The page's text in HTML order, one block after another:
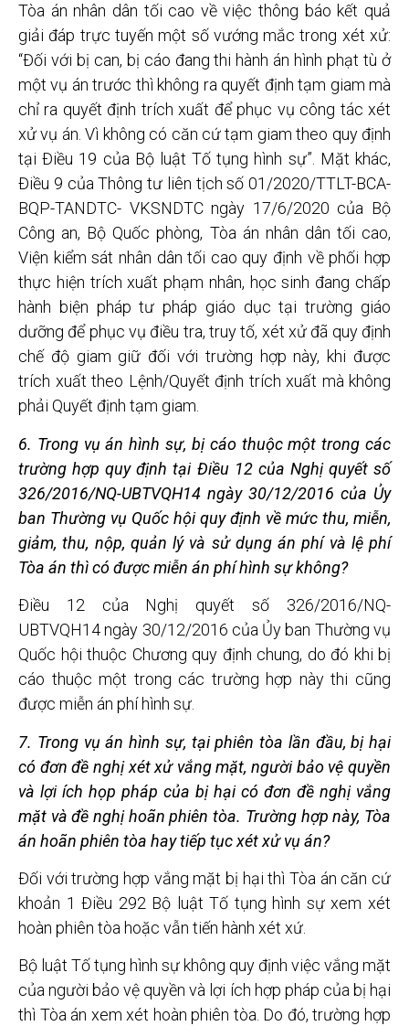
Tòa án nhân dân tối cao về việc thông báo kết quả
giải đáp trực tuyến một số vướng mắc trong xét xử:
“Đối với bị can, bị cáo đang thi hành án hình phạt tù ở
một vụ án trước thì không ra quyết định tạm giam mà
chỉ ra quyết định trích xuất để phục vụ công tác xét
xử vụ án. Vì không có căn cứ tạm giam theo quy định
tại Điều 19 của Bộ luật Tố tụng hình sự”. Mặt khác,
Điều 9 của Thông tư liên tịch số 01/2020/TTLT-BCA-
BQP-TANDTC- VKSNDTC ngày 17/6/2020 của Bộ
Công an, Bộ Quốc phòng, Tòa án nhân dân tối cao,
Viện kiểm sát nhân dân tối cao quy định về phối hợp
thực hiện trích xuất phạm nhân, học sinh đang chấp
hành biện pháp tư pháp giáo dục tại trường giáo
dưỡng để phục vụ điều tra, truy tố, xét xử đã quy định
chế độ giam giữ đối với trường hợp này, khi được
trích xuất theo Lệnh/Quyết định trích xuất mà không
phải Quyết định tạm giam.
6. Trong vụ án hình sự, bị cáo thuộc một trong các
trường hợp quy định tại Điều 12 của Nghị quyết số
326/2016/NQ-UBTVQH14 ngày 30/12/2016 của Ủy
ban Thường vụ Quốc hội quy định về mức thu, miễn,
giảm, thu, nộp, quản lý và sử dụng án phí và lệ phí
Tòa án thì có được miễn án phí hình sự không?
Điều 12 của Nghị quyết số 326/2016/NQ-
UBTVQH14 ngày 30/12/2016 của Ủy ban Thường vụ
Quốc hội thuộc Chương quy định chung, do đó khi bị
cáo thuộc một trong các trường hợp này thi cũng
được miễn án phí hình sự.
7. Trong vụ án hình sự, tại phiên tòa lần đầu, bị hại
có đơn đề nghị xét xử vắng mặt, người bảo vệ quyền
và lợi ích họp pháp của bị hại có đơn đề nghị vắng
mặt và đề nghị hoãn phiên tòa. Trường hợp này, Tòa
án hoãn phiên tòa hay tiếp tục xét xử vụ án?
Đối với trường hợp vắng mặt bị hại thì Tòa án căn cứ
khoản 1 Điều 292 Bộ luật Tố tụng hình sự xem xét
hoàn phiên tòa hoặc vẫn tiến hành xét xứ.
Bộ luật Tố tụng hình sự không quy định việc vắng mặt
của người bảo vệ quyền và lợi ích hợp pháp của bị hại
thì Tòa án xem xét hoàn phiên tòa. Do đó, trường hợp